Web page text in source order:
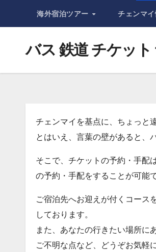
海外宿泊ツアー チェンマイ
バス 鉄道 チケット
チェンマイを基点に、ちょっと
とはいえ、言葉の壁があると、
そこで、チケットの予約・手配
の予約・手配をすることが可能で
ご宿泊先へお迎えが付くコース
しております。
また、あなたの行きたい場所に
ご不明な点など、どうぞお気軽